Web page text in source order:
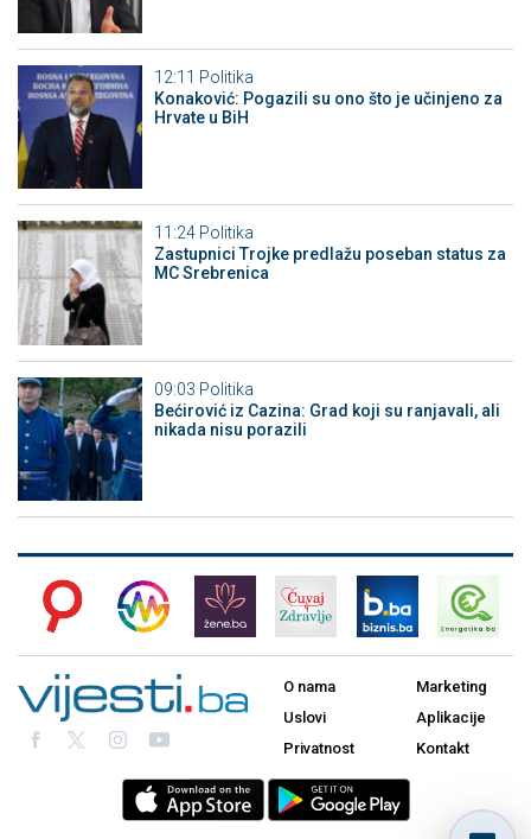
12:11 Politika
Konaković: Pogazili su ono što je učinjeno za
Hrvate u BiH
11:24 Politika
Zastupnici Trojke predlažu poseban status za
MC Srebrenica
09:03 Politika
Bećirović iz Cazina: Grad koji su ranjavali, ali
nikada nisu porazili
O nama
Uslovi
Privatnost
Marketing
Aplikacije
Kontakt